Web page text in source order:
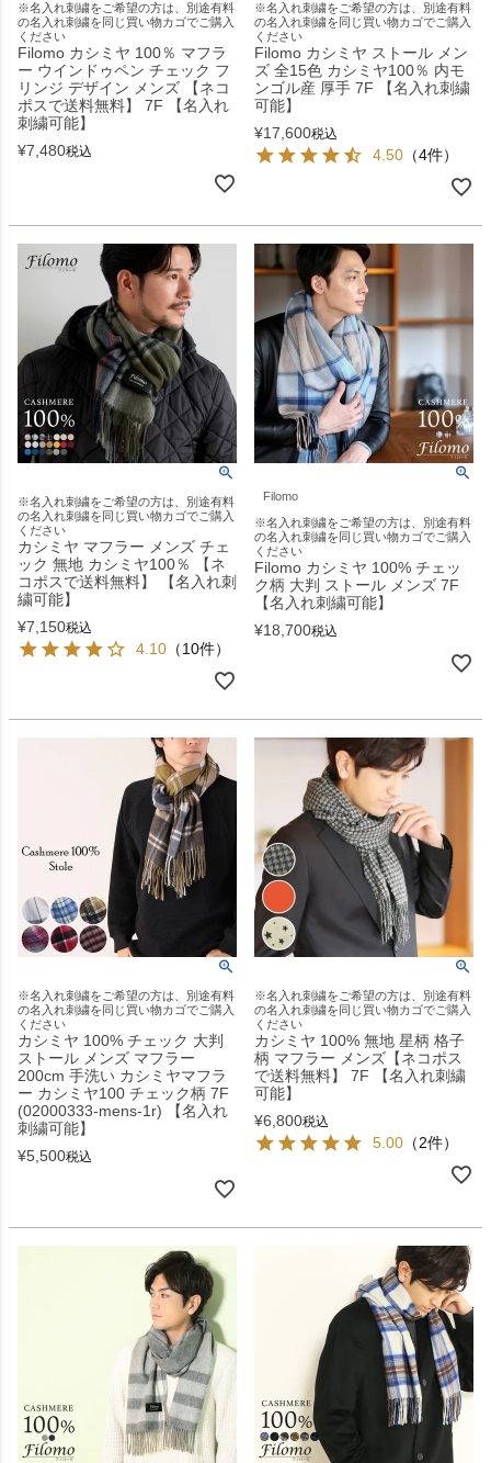
※名入れ刺繍をご希望の方は、別途有料
の名入れ刺繍を同じ買い物カゴでご購入
ください
Filomo カシミヤ 100％ マフラ
ー ウインドゥペン チェック フ
リンジ デザイン メンズ 【ネコ
ポスで送料無料】 7F 【名入れ
刺繍可能】
¥7,480税込
※名入れ刺繍をご希望の方は、別途有料
の名入れ刺繍を同じ買い物カゴでご購入
ください
Filomo カシミヤ ストール メン
ズ 全15色 カシミヤ100％ 内モ
ンゴル産 厚手 7F 【名入れ刺繍
可能】
¥17,600税込
4.50 （4件）
※名入れ刺繍をご希望の方は、別途有料
の名入れ刺繍を同じ買い物カゴでご購入
ください
カシミヤ マフラー メンズ チェ
ック 無地 カシミヤ100％ 【ネ
コポスで送料無料】 【名入れ刺
繍可能】
¥7,150税込
4.10 （10件）
Filomo
※名入れ刺繍をご希望の方は、別途有料
の名入れ刺繍を同じ買い物カゴでご購入
ください
Filomo カシミヤ 100% チェッ
ク柄 大判 ストール メンズ 7F
【名入れ刺繍可能】
¥18,700税込
※名入れ刺繍をご希望の方は、別途有料
の名入れ刺繍を同じ買い物カゴでご購入
ください
カシミヤ 100% チェック 大判
ストール メンズ マフラー
200cm 手洗い カシミヤマフラ
ー カシミヤ100 チェック柄 7F
(02000333-mens-1r) 【名入れ
刺繍可能】
¥5,500税込
※名入れ刺繍をご希望の方は、別途有料
の名入れ刺繍を同じ買い物カゴでご購入
ください
カシミヤ 100% 無地 星柄 格子
柄 マフラー メンズ【ネコポス
で送料無料】 7F 【名入れ刺繍
可能】
¥6,800税込
5.00 （2件）